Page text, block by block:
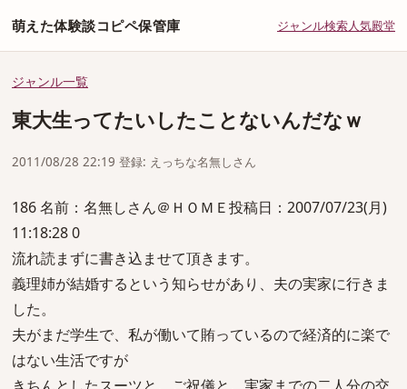
萌えた体験談コピペ保管庫 ジャンル検索人気殿堂
ジャンル一覧
東大生ってたいしたことないんだなｗ
2011/08/28 22:19 登録: えっちな名無しさん
186 名前：名無しさん＠ＨＯＭＥ投稿日：2007/07/23(月)
11:18:28 0
流れ読まずに書き込ませて頂きます。
義理姉が結婚するという知らせがあり、夫の実家に行きま
した。
夫がまだ学生で、私が働いて賄っているので経済的に楽で
はない生活ですが